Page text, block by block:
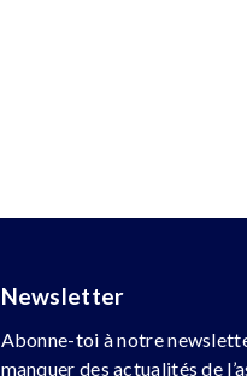
Newsletter
Abonne-toi à notre
manquer des actualités de